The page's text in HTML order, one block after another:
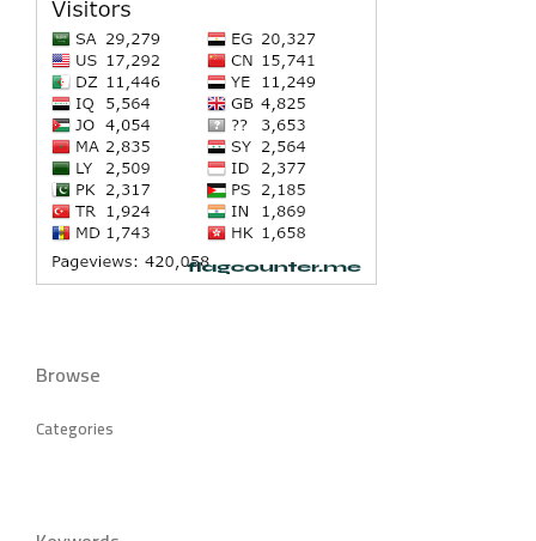
Browse
Categories